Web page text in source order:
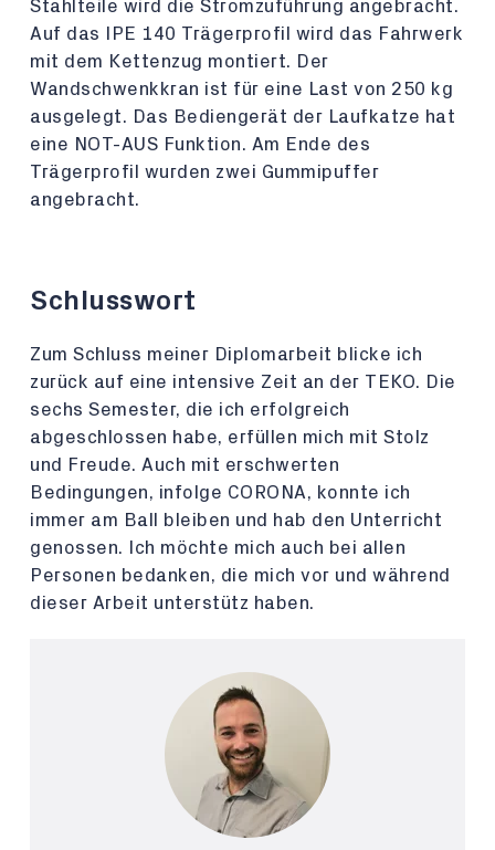
Stahlteile wird die Stromzuführung angebracht.
Auf das IPE 140 Trägerprofil wird das Fahrwerk
mit dem Kettenzug montiert. Der
Wandschwenkkran ist für eine Last von 250 kg
ausgelegt. Das Bediengerät der Laufkatze hat
eine NOT-AUS Funktion. Am Ende des
Trägerprofil wurden zwei Gummipuffer
angebracht.
Schlusswort
Zum Schluss meiner Diplomarbeit blicke ich
zurück auf eine intensive Zeit an der TEKO. Die
sechs Semester, die ich erfolgreich
abgeschlossen habe, erfüllen mich mit Stolz
und Freude. Auch mit erschwerten
Bedingungen, infolge CORONA, konnte ich
immer am Ball bleiben und hab den Unterricht
genossen. Ich möchte mich auch bei allen
Personen bedanken, die mich vor und während
dieser Arbeit unterstütz haben.